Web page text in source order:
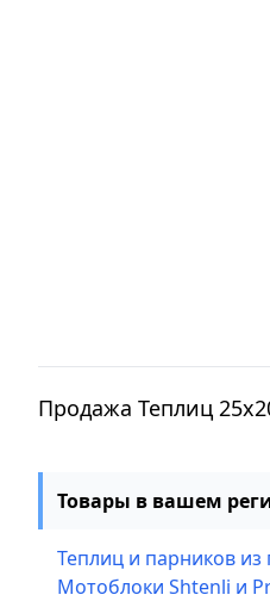
Продажа Теплиц
Товары в вашем
Теплиц и парников
Мотоблоки Shtenli и